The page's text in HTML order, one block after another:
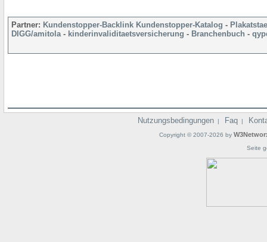
Partner: Kundenstopper-Backlink Kundenstopper-Katalog -
DIGG/amitola- kinderinvaliditaetsversicherung - Branchenbuch -
Nutzungsbedingungen | Faq |
Copyright © 2007-2026 by
Seite